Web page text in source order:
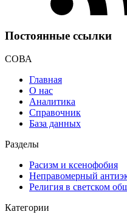
Постоянные ссылки
СОВА
Главная
О нас
Аналитика
Справочник
База данных
Разделы
Расизм и ксенофобия
Неправомерный
Религия в светском
Категории